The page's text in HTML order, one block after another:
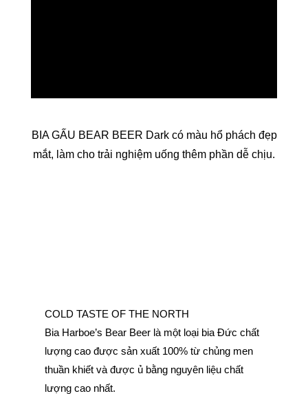
BIA GẤU BEAR BEER Dark có màu hổ phách đẹp
mắt, làm cho trải nghiệm uống thêm phần dễ chịu.
COLD TASTE OF THE NORTH
Bia Harboe’s Bear Beer là một loại bia Đức chất
lượng cao được sản xuất 100% từ chủng men
thuần khiết và được ủ bằng nguyên liệu chất
lượng cao nhất.